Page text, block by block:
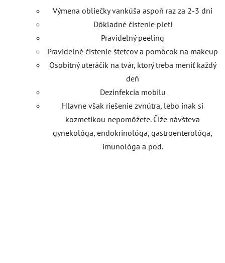
Výmena obliečky vankúša aspoň raz za 2-3 dni
Dôkladné čistenie pleti
Pravidelný peeling
Pravidelné čistenie štetcov a pomôcok na makeup
Osobitný uteráčik na tvár, ktorý treba meniť každý
deň
Dezinfekcia mobilu
Hlavne však riešenie zvnútra, lebo inak si
kozmetikou nepomôžete. Čiže návšteva
gynekológa, endokrinológa, gastroenterológa,
imunológa a pod.